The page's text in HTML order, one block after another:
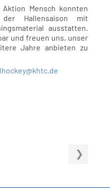
Mensch konnten
Hallensaison mit
ausstatten.
und freuen uns, unser
Jahre anbieten zu